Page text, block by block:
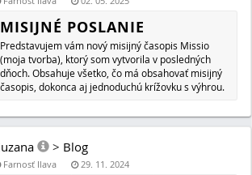
DRUHÉ ČÍSLO MAGAZÍNU
(STIAHNUTIE ZADARMO)
Vítam vás v druhom čísle časopisu Suzette - Magazín
katolíčky, ktorý sa zameriava na Pannu Máriu. V
stretávam s názormi viacerých ľudí aj na Slovensku,
ctia Pannu Máriu, dokonca ju nazývajú nejakou